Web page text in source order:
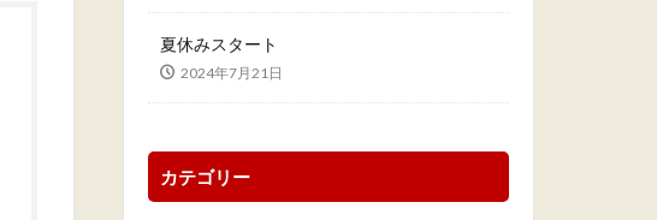
夏休みスタート
2024年7月21日
カテゴリー